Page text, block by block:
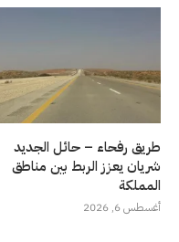
طريق رفحاء – حائل الجديد
شريان يعزز الربط بين مناطق
المملكة
أغسطس 6, 2026